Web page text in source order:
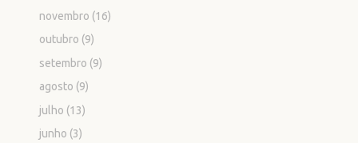
novembro (16)
outubro (9)
setembro (9)
agosto (9)
julho (13)
junho (3)